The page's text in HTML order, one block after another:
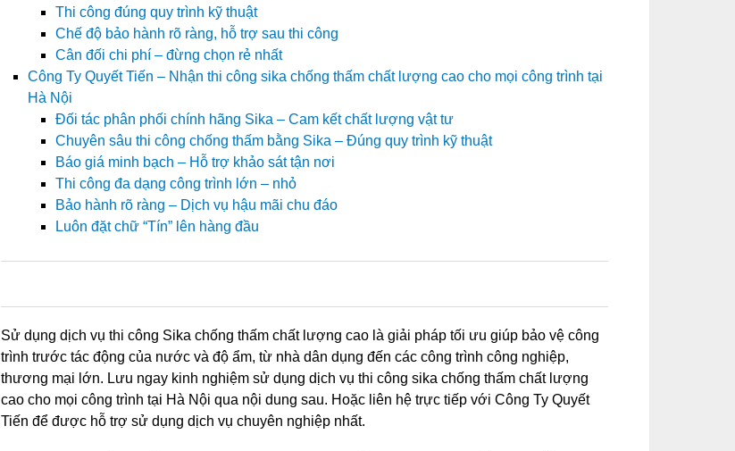
Thi công đúng quy trình kỹ thuật
Chế độ bảo hành rõ ràng, hỗ trợ sau thi công
Cân đối chi phí – đừng chọn rẻ nhất
Công Ty Quyết Tiến – Nhận thi công sika chống thấm chất lượng cao cho mọi công trình tại
Hà Nội
Đối tác phân phối chính hãng Sika – Cam kết chất lượng vật tư
Chuyên sâu thi công chống thấm bằng Sika – Đúng quy trình kỹ thuật
Báo giá minh bạch – Hỗ trợ khảo sát tận nơi
Thi công đa dạng công trình lớn – nhỏ
Bảo hành rõ ràng – Dịch vụ hậu mãi chu đáo
Luôn đặt chữ “Tín” lên hàng đầu
Sử dụng dịch vụ thi công Sika chống thấm chất lượng cao là giải pháp tối ưu giúp bảo vệ công
trình trước tác động của nước và độ ẩm, từ nhà dân dụng đến các công trình công nghiệp,
thương mại lớn. Lưu ngay kinh nghiệm sử dụng dịch vụ thi công sika chống thấm chất lượng
cao cho mọi công trình tại Hà Nội qua nội dung sau. Hoặc liên hệ trực tiếp với Công Ty Quyết
Tiến để được hỗ trợ sử dụng dịch vụ chuyên nghiệp nhất.